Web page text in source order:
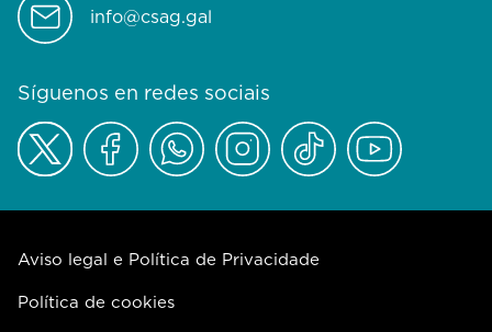
info@csag.gal
Síguenos en redes sociais
Aviso legal e Política de Privacidade
Política de cookies